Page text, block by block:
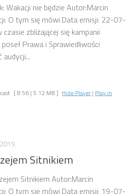
Wakacji nie będzie Autor:Marcin
O tym się mówi Data emisji: 22-07-
zbliżającej się kampanii
Prawa i Sprawiedliwości
audycji...
[ 8:56 | 5.12 MB ] Hide Player | Play in
Sitnikiem
Sitnikiem Autor:Marcin
O tym się mówi Data emisji: 19-07-